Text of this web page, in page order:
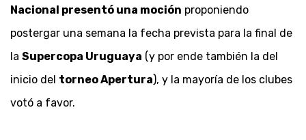
Nacional presentó una moción proponiendo
postergar una semana la fecha prevista para la final de
la Supercopa Uruguaya (y por ende también la del
inicio del torneo Apertura), y la mayoría de los clubes
votó a favor.